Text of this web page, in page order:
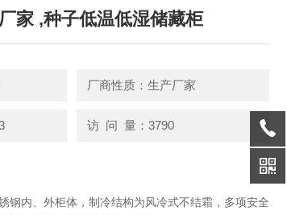
家 ,种子低温低湿储藏柜
厂商性质：生产厂家
访 问 量：3790
钢内、外柜体，制冷结构为风冷式不结霜，多项安全